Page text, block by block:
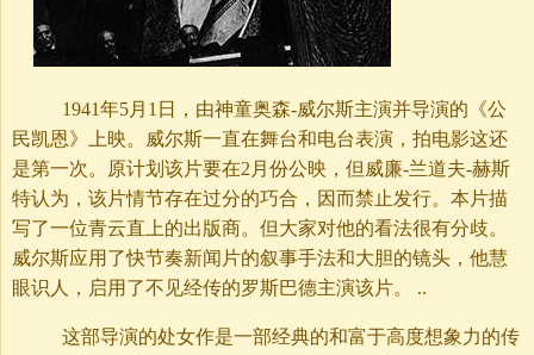
1941年5月1日，由神童奥森-威尔斯主演并导演的《公
民凯恩》上映。威尔斯一直在舞台和电台表演，拍电影这还
是第一次。原计划该片要在2月份公映，但威廉-兰道夫-赫斯
特认为，该片情节存在过分的巧合，因而禁止发行。本片描
写了一位青云直上的出版商。但大家对他的看法很有分歧。
威尔斯应用了快节奏新闻片的叙事手法和大胆的镜头，他慧
眼识人，启用了不见经传的罗斯巴德主演该片。 ..
这部导演的处女作是一部经典的和富于高度想象力的传